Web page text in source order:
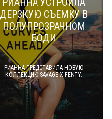
РИАННА УСТРОИЛА
ДЕРЗКУЮ СЪЕМКУ В
ПОЛУПРОЗРАЧНОМ
БОДИ
РИАННА ПРЕДСТАВИЛА НОВУЮ
КОЛЛЕКЦИЮ SAVAGE X FENTY.